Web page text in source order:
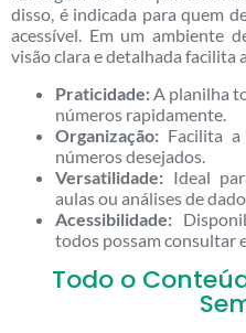
disso, é indicada para quem
acessível. Em um ambiente
visão clara e detalhada facilita
Praticidade: A planilha
números rapidamente.
Organização: Facilita a
números desejados.
Versatilidade: Ideal
aulas ou análises de
Acessibilidade:
todos possam consultar
Todo o